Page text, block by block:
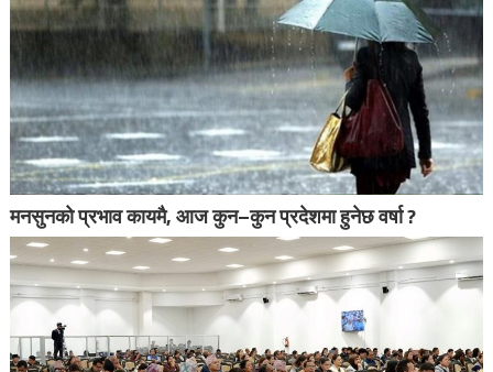
मनसुनको प्रभाव कायमै, आज कुन–कुन प्रदेशमा हुनेछ वर्षा ?